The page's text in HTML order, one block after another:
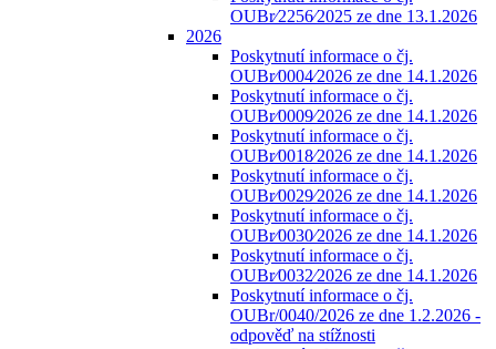
OUBr⁄2256⁄2025 ze dne 13.1.2026
2026
Poskytnutí informace o čj.
OUBr⁄0004⁄2026 ze dne 14.1.2026
Poskytnutí informace o čj.
OUBr⁄0009⁄2026 ze dne 14.1.2026
Poskytnutí informace o čj.
OUBr⁄0018⁄2026 ze dne 14.1.2026
Poskytnutí informace o čj.
OUBr⁄0029⁄2026 ze dne 14.1.2026
Poskytnutí informace o čj.
OUBr⁄0030⁄2026 ze dne 14.1.2026
Poskytnutí informace o čj.
OUBr⁄0032⁄2026 ze dne 14.1.2026
Poskytnutí informace o čj.
OUBr/0040/2026 ze dne 1.2.2026 -
odpověď na stížnosti